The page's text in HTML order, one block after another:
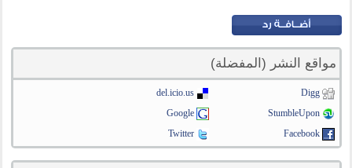
مواقع النشر (المفضلة)
Digg
del.icio.us
StumbleUpon
Google
Facebook
Twitter